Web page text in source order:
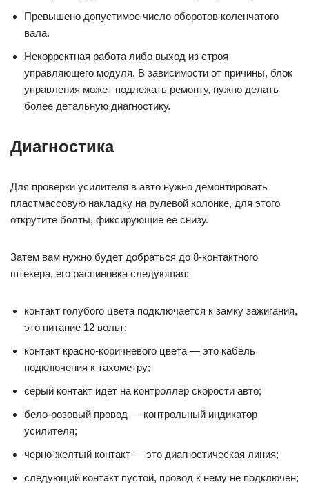
Превышено допустимое число оборотов коленчатого
вала.
Некорректная работа либо выход из строя
управляющего модуля. В зависимости от причины, блок
управления может подлежать ремонту, нужно делать
более детальную диагностику.
Диагностика
Для проверки усилителя в авто нужно демонтировать
пластмассовую накладку на рулевой колонке, для этого
открутите болты, фиксирующие ее снизу.
Затем вам нужно будет добраться до 8-контактного
штекера, его распиновка следующая:
контакт голубого цвета подключается к замку зажигания,
это питание 12 вольт;
контакт красно-коричневого цвета — это кабель
подключения к тахометру;
серый контакт идет на контроллер скорости авто;
бело-розовый провод — контрольный индикатор
усилителя;
черно-желтый контакт — это диагностическая линия;
следующий контакт пустой, провод к нему не подключен;